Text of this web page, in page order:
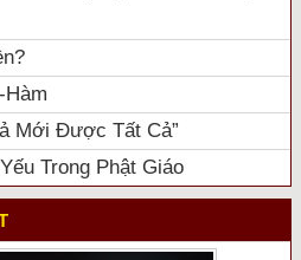
Hàm
Mới Được Tất Cả”
Trong Phật Giáo